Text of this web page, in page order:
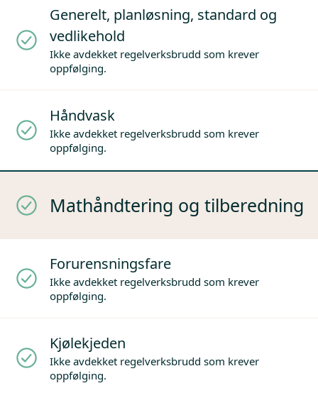
Generelt, planløsning, standard og
vedlikehold
Ikke avdekket regelverksbrudd som krever
oppfølging.
Håndvask
Ikke avdekket regelverksbrudd som krever
oppfølging.
Mathåndtering og tilberedning
Forurensningsfare
Ikke avdekket regelverksbrudd som krever
oppfølging.
Kjølekjeden
Ikke avdekket regelverksbrudd som krever
oppfølging.